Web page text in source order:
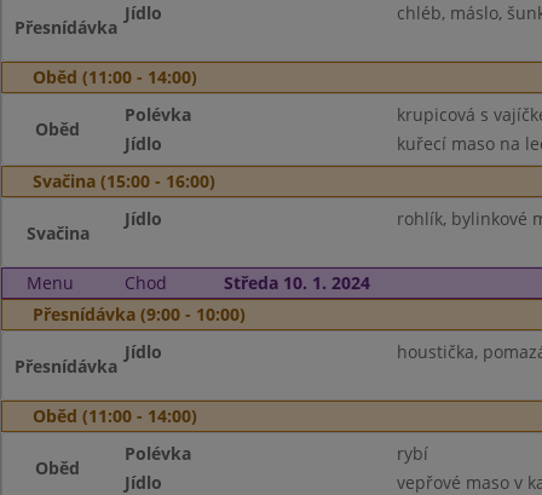
Přesnídávka
Jídlo chléb, máslo,
Oběd (11:00 - 14:00)
Oběd
Polévka
krupicová s
Jídlo
kuřecí maso na
Svačina (15:00 - 16:00)
Svačina
Jídlo rohlík, bylinkové
Menu Chod
Středa 10. 1. 2024
Přesnídávka (9:00 - 10:00)
Přesnídávka
Jídlo houstička,
Oběd (11:00 - 14:00)
Oběd
Polévka
rybí
Jídlo
vepřové maso v